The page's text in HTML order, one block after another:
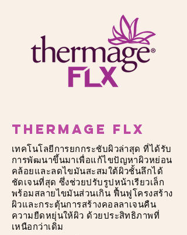
Thermage FLX
เทคโนโลยีการยกกระชับผิวล่าสุด ที่ได้รับ
การพัฒนาขึ้นมาเพื่อแก้ไขปัญหาผิวหย่อน
คล้อยและลดไขมันสะสมใต้ผิวชั้นลึกได้
ชัดเจนที่สุด ซึ่งช่วยปรับรูปหน้าเรียวเล็ก
พร้อมสลายไขมันส่วนเกิน ฟื้นฟูโครงสร้าง
ผิวและกระตุ้นการสร้างคอลลาเจนคืน
ความยืดหยุ่นให้ผิว ด้วยประสิทธิภาพที่
เหนือกว่าเดิม